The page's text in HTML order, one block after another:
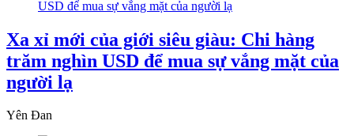
Xa xỉ mới của giới siêu giàu: Chi hàng
trăm nghìn USD để mua sự vắng mặt của
người lạ
Yên Đan